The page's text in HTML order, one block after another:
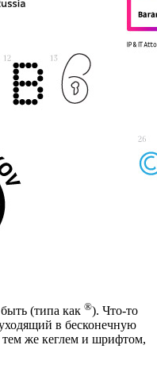
(типа как ®). Что-то
в бесконечную
тем же кеглем и шрифтом,